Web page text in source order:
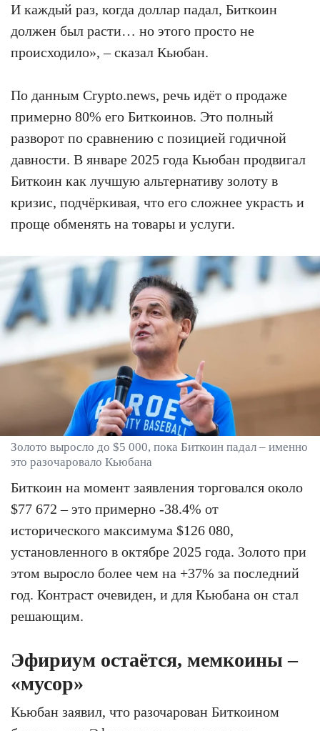
И каждый раз, когда доллар падал, Биткоин
должен был расти… но этого просто не
происходило», – сказал Кьюбан.
По данным Crypto.news, речь идёт о продаже
примерно 80% его Биткоинов. Это полный
разворот по сравнению с позицией годичной
давности. В январе 2025 года Кьюбан продвигал
Биткоин как лучшую альтернативу золоту в
кризис, подчёркивая, что его сложнее украсть и
проще обменять на товары и услуги.
Золото выросло до $5 000, пока Биткоин падал – именно
это разочаровало Кьюбана
Биткоин на момент заявления торговался около
$77 672 – это примерно -38.4% от
исторического максимума $126 080,
установленного в октябре 2025 года. Золото при
этом выросло более чем на +37% за последний
год. Контраст очевиден, и для Кьюбана он стал
решающим.
Эфириум остаётся, мемкоины –
«мусор»
Кьюбан заявил, что разочарован Биткоином